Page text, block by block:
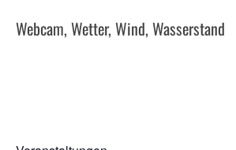
Webcam, Wetter, Wind, Wasserstand